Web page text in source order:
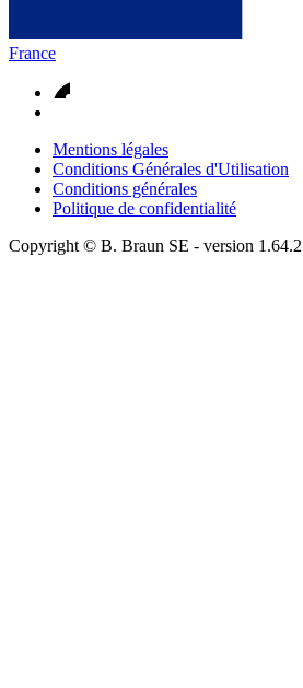
France
Mentions légales
Conditions Générales d'Utilisation
Conditions générales
Politique de confidentialité
Copyright © B. Braun SE - version 1.64.2